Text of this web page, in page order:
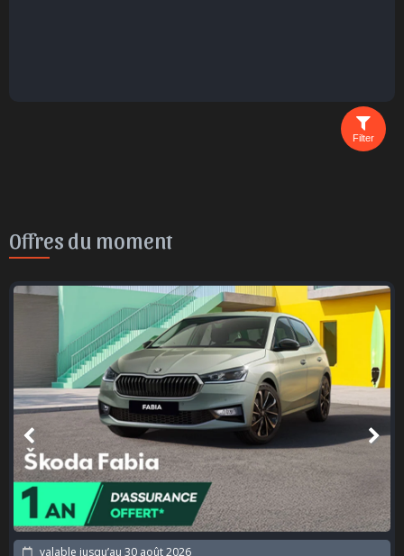
Filter
Offres du moment
valable jusqu’au 30 août 2026